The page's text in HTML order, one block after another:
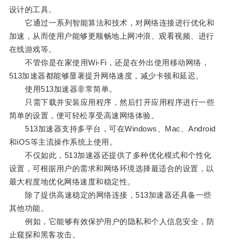
设计的工具。
它通过一系列智能算法和技术，对网络连接进行优化和
加速，从而使用户能够更顺畅地上网冲浪、观看视频、进行
在线游戏等。
不管你是在家使用Wi-Fi，还是在外出使用移动网络，
513加速器都能够显著提升网络速度，减少卡顿和延迟。
使用513加速器非常简单。
只需下载并安装应用程序，然后打开应用程序进行一些
简单的设置，便可轻松享受高速网络体验。
513加速器支持多平台，可在Windows、Mac、Android
和iOS等主流操作系统上使用。
不仅如此，513加速器还提供了多种优化模式和个性化
设置，可根据用户的需求和网络环境选择最适合的设置，以
最大程度地优化网络速度和稳定性。
除了提供高速稳定的网络连接，513加速器还具备一些
其他功能。
例如，它能够有效保护用户的隐私和个人信息安全，防
止窥探和黑客攻击。